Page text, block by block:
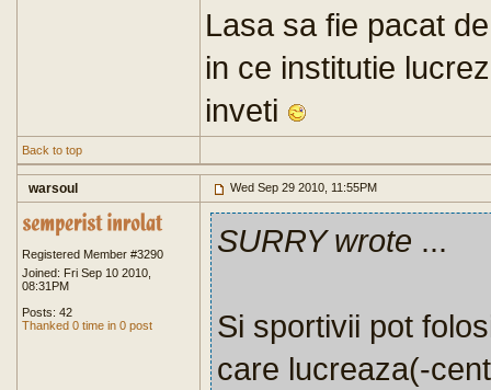
Lasa sa fie pacat
in ce institutie
inveti
Back to top
warsoul Wed Sep 29 2010, 11:55PM
Registered Member #3290
Joined: Fri Sep 10 2010,
08:31PM
Posts: 42
Thanked 0 time in 0 post
SURRY wrote ...
Si sportivii pot
care lucreaza(-